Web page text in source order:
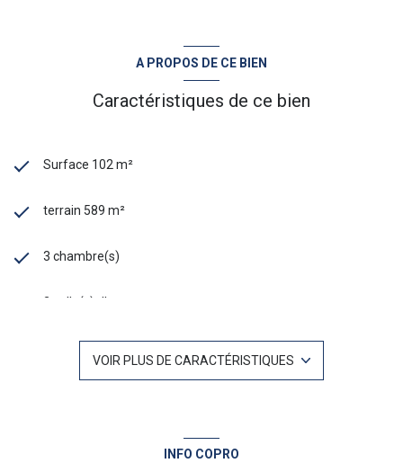
A PROPOS DE CE BIEN
Caractéristiques de ce bien
Surface 102 m²
terrain 589 m²
3 chambre(s)
2 salle(s) d'eau
Chauffage autre : autre (autre)
VOIR PLUS DE CARACTÉRISTIQUES
INFO COPRO